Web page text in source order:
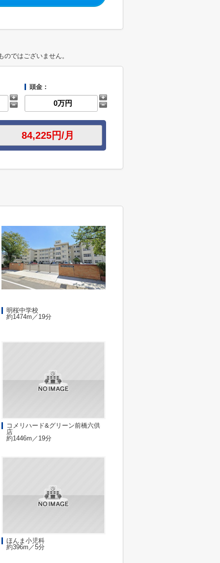
ではございません。
頭金：
明桜中学校
約1474m／19分
コメリハード&グリーン前橋六供
店
約1446m／19分
ほんま小児科
約396m／5分